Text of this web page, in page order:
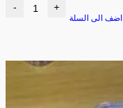
- +
اضف الى السلة